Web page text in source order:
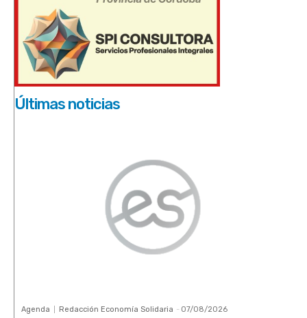
Últimas noticias
Agenda Redacción Economía Solidaria - 07/08/2026